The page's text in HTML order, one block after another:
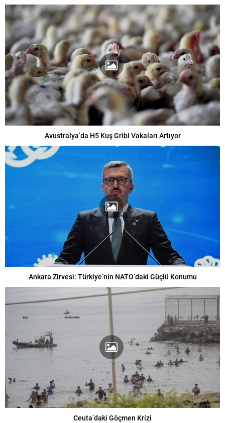
Avustralya’da H5 Kuş Gribi Vakaları Artıyor
Ankara Zirvesi: Türkiye’nin NATO’daki Güçlü Konumu
Ceuta’daki Göçmen Krizi